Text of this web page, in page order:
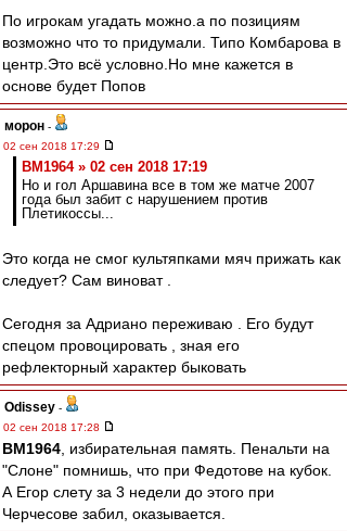
По игрокам угадать можно.а по позициям
возможно что то придумали. Типо Комбарова в
центр.Это всё условно.Но мне кажется в
основе будет Попов
морон -
02 сен 2018 17:29
BM1964 » 02 сен 2018 17:19
Но и гол Аршавина все в том же матче 2007
года был забит с нарушением против
Плетикоссы...
Это когда не смог культяпками мяч прижать как
следует? Сам виноват .
Сегодня за Адриано переживаю . Его будут
спецом провоцировать , зная его
рефлекторный характер быковать
Odissey -
02 сен 2018 17:28
BM1964 , избирательная память. Пенальти на
"Слоне" помнишь, что при Федотове на кубок.
А Егор слету за 3 недели до этого при
Черчесове забил, оказывается.